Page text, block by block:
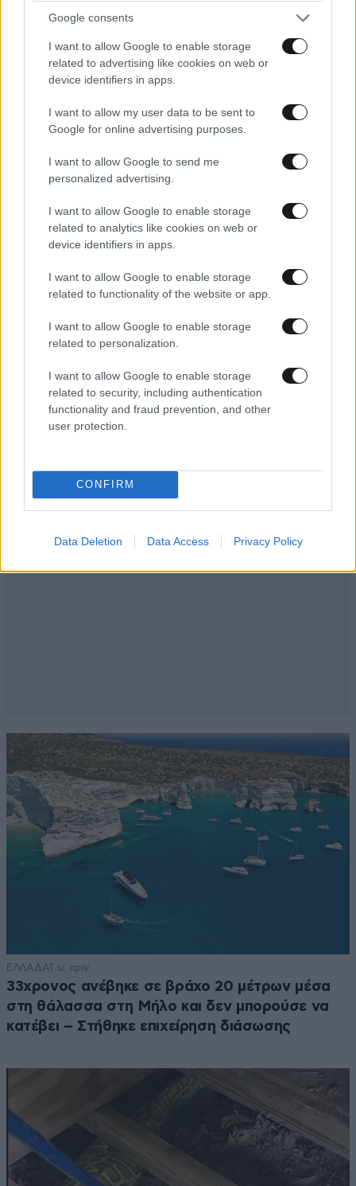
Google consents
I want to allow Google to enable storage
related to advertising like cookies on web or
device identifiers in apps.
I want to allow my user data to be sent to
Google for online advertising purposes.
I want to allow Google to send me
personalized advertising.
I want to allow Google to enable storage
related to analytics like cookies on web or
device identifiers in apps.
I want to allow Google to enable storage
related to functionality of the website or app.
I want to allow Google to enable storage
related to personalization.
I want to allow Google to enable storage
related to security, including authentication
functionality and fraud prevention, and other
user protection.
CONFIRM
Data Deletion Data Access Privacy Policy
Ιδιοκτήτης beach bar στην Πάρο για τον γονέα
έναν μήνα και με τον τρόπο μας προσπαθήσαμε
να τον διώξουμε
ΕΛΛΑΔΑ1 ω. πριν
33χρονος ανέβηκε σε βράχο 20 μέτρων μέσα
στη θάλασσα στη Μήλο και δεν μπορούσε να
κατέβει – Στήθηκε επιχείρηση διάσωσης